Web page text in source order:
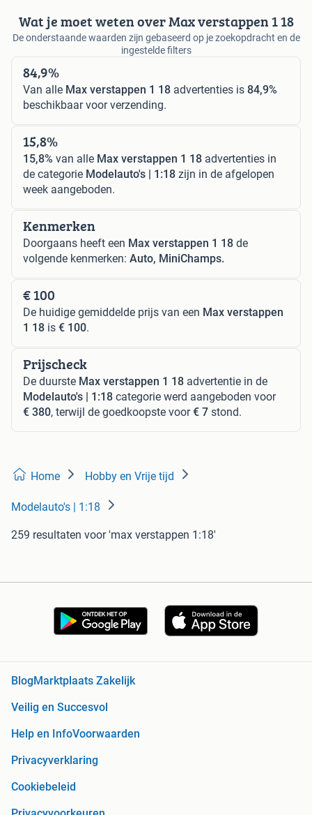
Wat je moet weten over Max verstappen 1 18
De onderstaande waarden zijn gebaseerd op je zoekopdracht en de
ingestelde filters
84,9%
Van alle Max verstappen 1 18 advertenties is 84,9%
beschikbaar voor verzending.
15,8%
15,8% van alle Max verstappen 1 18 advertenties in
de categorie Modelauto's | 1:18 zijn in de afgelopen
week aangeboden.
Kenmerken
Doorgaans heeft een Max verstappen 1 18 de
volgende kenmerken: Auto, MiniChamps.
€ 100
De huidige gemiddelde prijs van een Max verstappen
1 18 is € 100.
Prijscheck
De duurste Max verstappen 1 18 advertentie in de
Modelauto's | 1:18 categorie werd aangeboden voor
€ 380, terwijl de goedkoopste voor€ 7 stond.
Home Hobby en Vrije tijd
Modelauto's | 1:18
259 resultaten voor 'max verstappen 1:18'
BlogMarktplaats Zakelijk
Veilig en Succesvol
Help en InfoVoorwaarden
Privacyverklaring
Cookiebeleid